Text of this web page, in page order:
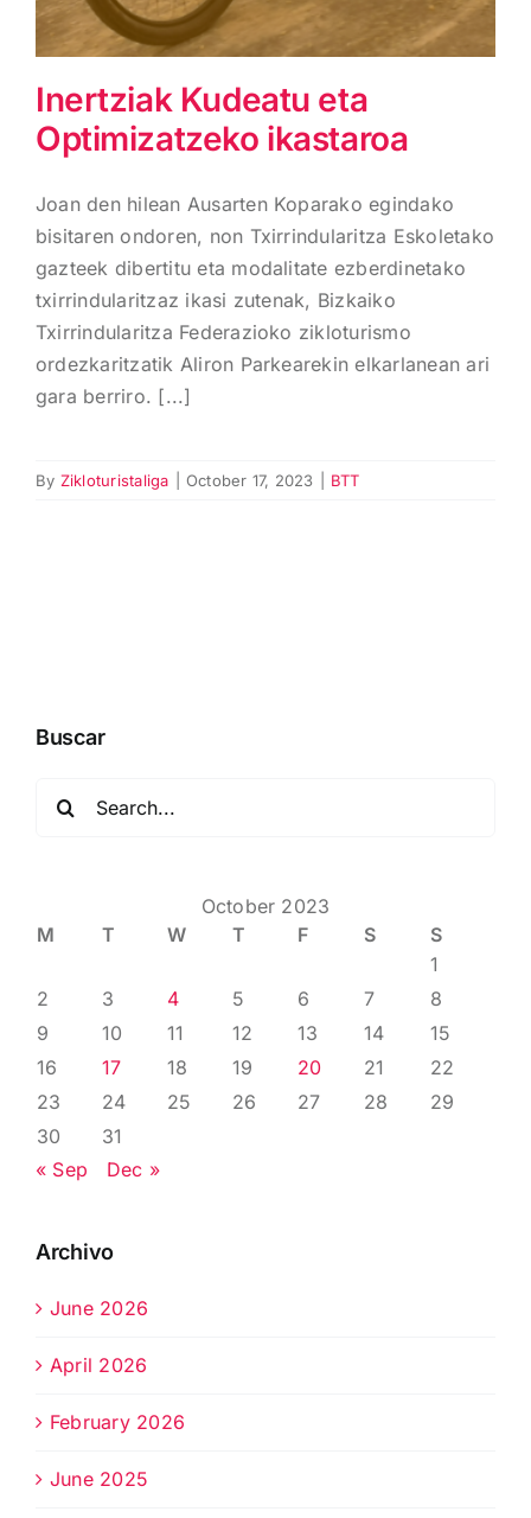
Inertziak Kudeatu eta
Optimizatzeko ikastaroa
Joan den hilean Ausarten Koparako egindako
bisitaren ondoren, non Txirrindularitza Eskoletako
gazteek dibertitu eta modalitate ezberdinetako
txirrindularitzaz ikasi zutenak, Bizkaiko
Txirrindularitza Federazioko zikloturismo
ordezkaritzatik Aliron Parkearekin elkarlanean ari
gara berriro. [...]
By Zikloturistaliga October 17, 2023 BTT
Buscar
October 2023
M
T W T F S
S
1
2
3 4 5 6 7
8
9
10 11 12 13 14
15
16
17 18 19 20 21
22
23
24 25 26 27 28
29
30
31
« Sep
Dec »
Archivo
June 2026
April 2026
February 2026
June 2025